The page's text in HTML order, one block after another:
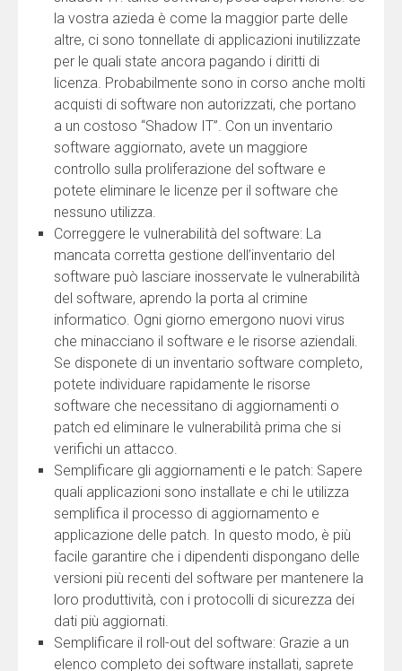
la vostra azieda è come la maggior parte delle
altre, ci sono tonnellate di applicazioni inutilizzate
per le quali state ancora pagando i diritti di
licenza. Probabilmente sono in corso anche molti
acquisti di software non autorizzati, che portano
a un costoso “Shadow IT”. Con un inventario
software aggiornato, avete un maggiore
controllo sulla proliferazione del software e
potete eliminare le licenze per il software che
nessuno utilizza.
Correggere le vulnerabilità del software: La
mancata corretta gestione dell’inventario del
software può lasciare inosservate le vulnerabilità
del software, aprendo la porta al crimine
informatico. Ogni giorno emergono nuovi virus
che minacciano il software e le risorse aziendali.
Se disponete di un inventario software completo,
potete individuare rapidamente le risorse
software che necessitano di aggiornamenti o
patch ed eliminare le vulnerabilità prima che si
verifichi un attacco.
Semplificare gli aggiornamenti e le patch: Sapere
quali applicazioni sono installate e chi le utilizza
semplifica il processo di aggiornamento e
applicazione delle patch. In questo modo, è più
facile garantire che i dipendenti dispongano delle
versioni più recenti del software per mantenere la
loro produttività, con i protocolli di sicurezza dei
dati più aggiornati.
Semplificare il roll-out del software: Grazie a un
elenco completo dei software installati, saprete